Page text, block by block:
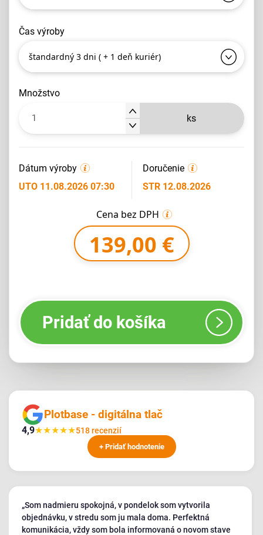
čas výroby
štandardný 3 dni ( + 1 deň kuriér)
množstvo
ks
Dátum výroby
UTO 11.08.2026 07:30
Doručenie
STR 12.08.2026
Cena bez DPH
139,00 €
Pridať do košíka
Plotbase - digitálna tlač
4,9★★★★★518 recenzií
+ Pridať hodnotenie
„Som nadmieru spokojná, v pondelok som vytvorila
objednávku, v stredu som ju mala doma. Perfektná
komunikácia, vždy som bola informovaná o novom stave